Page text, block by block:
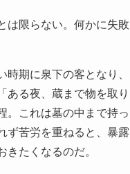
は限らない。何かに失敗
期に泉下の客となり、
ある夜、蔵まで物を取り
。これは墓の中まで持っ
ず苦労を重ねると、暴露
たくなるのだ。